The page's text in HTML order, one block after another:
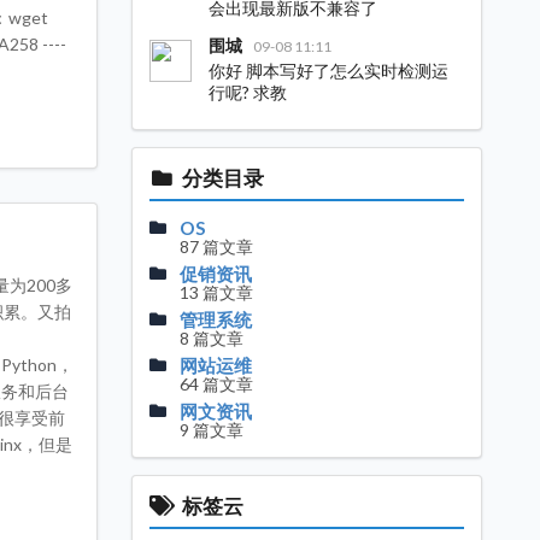
wget
----
为200多
。又拍
，
和后台
享受前
，但是
会出现最新版不兼容了
围城
09-08 11:11
你好 脚本写好了怎么实时检测运
行呢? 求教
分类目录
OS
87 篇文章
促销资讯
13 篇文章
管理系统
8 篇文章
网站运维
64 篇文章
网文资讯
9 篇文章
标签云